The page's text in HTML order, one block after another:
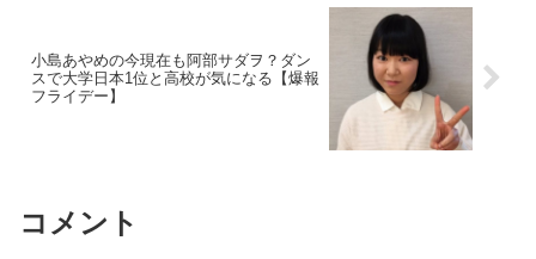
小島あやめの今現在も阿部サダヲ？ダン
スで大学日本1位と高校が気になる【爆報
フライデー】
コメント